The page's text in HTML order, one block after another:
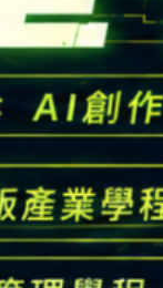
高中生懶人包
CONTACT
校本部電話：
地址：桃園市中壢區